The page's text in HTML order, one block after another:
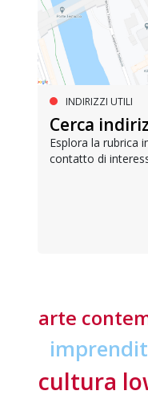
INDIRIZZI UTILI
Cerca
Esplora la rubrica
contatto di
arte
cultura